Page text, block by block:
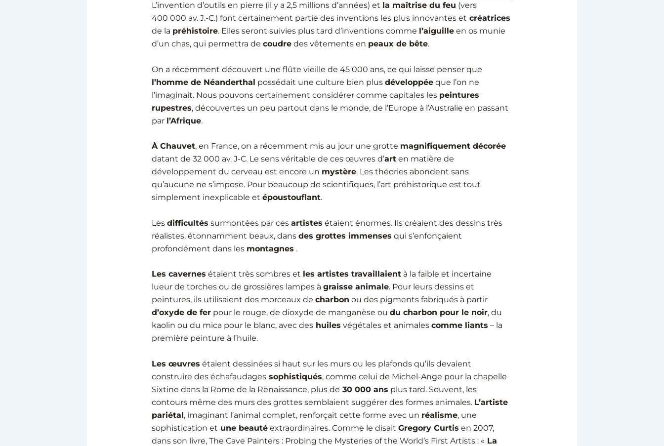
L’invention d’outils en pierre (il y a 2,5 millions d’années) et la maîtrise du feu (vers
400 000 av. J.-C.) font certainement partie des inventions les plus innovantes et créatrices
de la préhistoire. Elles seront suivies plus tard d’inventions comme l’aiguille en os munie
d’un chas, qui permettra de coudre des vêtements en peaux de bête.
On a récemment découvert une flûte vieille de 45 000 ans, ce qui laisse penser que
l’homme de Néanderthal possédait une culture bien plus développée que l’on ne
l’imaginait. Nous pouvons certainement considérer comme capitales les peintures
rupestres, découvertes un peu partout dans le monde, de l’Europe à l’Australie en passant
par l’Afrique.
À Chauvet, en France, on a récemment mis au jour une grotte magnifiquement décorée
datant de 32 000 av. J-C. Le sens véritable de ces œuvres d’art en matière de
développement du cerveau est encore un mystère. Les théories abondent sans
qu’aucune ne s’impose. Pour beaucoup de scientifiques, l’art préhistorique est tout
simplement inexplicable et époustouflant.
Les difficultés surmontées par ces artistes étaient énormes. Ils créaient des dessins très
réalistes, étonnamment beaux, dans des grottes immenses qui s’enfonçaient
profondément dans les montagnes .
Les cavernes étaient très sombres et les artistes travaillaient à la faible et incertaine
lueur de torches ou de grossières lampes à graisse animale. Pour leurs dessins et
peintures, ils utilisaient des morceaux de charbon ou des pigments fabriqués à partir
d’oxyde de fer pour le rouge, de dioxyde de manganèse ou du charbon pour le noir, du
kaolin ou du mica pour le blanc, avec des huiles végétales et animales comme liants – la
première peinture à l’huile.
Les œuvres étaient dessinées si haut sur les murs ou les plafonds qu’ils devaient
construire des échafaudages sophistiqués, comme celui de Michel-Ange pour la chapelle
Sixtine dans la Rome de la Renaissance, plus de 30 000 ans plus tard. Souvent, les
contours même des murs des grottes semblaient suggérer des formes animales. L’artiste
pariétal, imaginant l’animal complet, renforçait cette forme avec un réalisme, une
sophistication et une beauté extraordinaires. Comme le disait Gregory Curtis en 2007,
dans son livre, The Cave Painters : Probing the Mysteries of the World’s First Artists : « La